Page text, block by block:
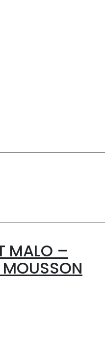
MALO –
MOUSSON